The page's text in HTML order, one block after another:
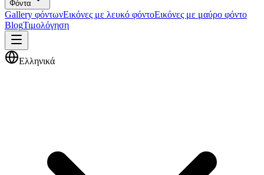
Φόντα
Gallery φόντωνΕικόνες με λευκό φόντοΕικόνες με μαύρο φόντο
BlogΤιμολόγηση
Ελληνικά